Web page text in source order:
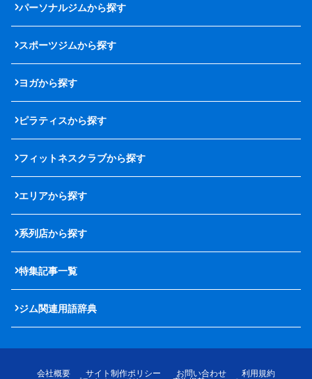
パーソナルジムから探す
スポーツジムから探す
ヨガから探す
ピラティスから探す
フィットネスクラブから探す
エリアから探す
系列店から探す
特集記事一覧
ジム関連用語辞典
会社概要 サイト制作ポリシー お問い合わせ
利用規約